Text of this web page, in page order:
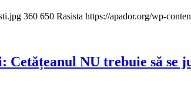
360 650 Rasista https://apador.org/wp-
NU trebuie să se